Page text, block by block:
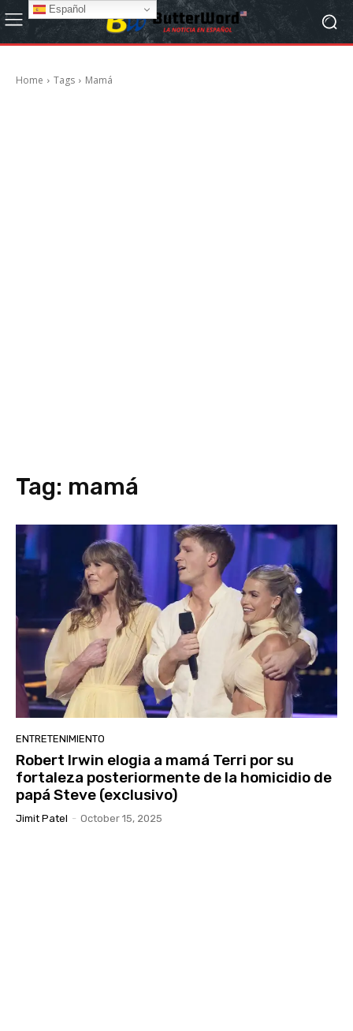
Home Tags Mamá
Tag: mamá
ENTRETENIMIENTO
Robert Irwin elogia a mamá Terri por su
fortaleza posteriormente de la homicidio de
papá Steve (exclusivo)
Jimit Patel - October 15, 2025
Español